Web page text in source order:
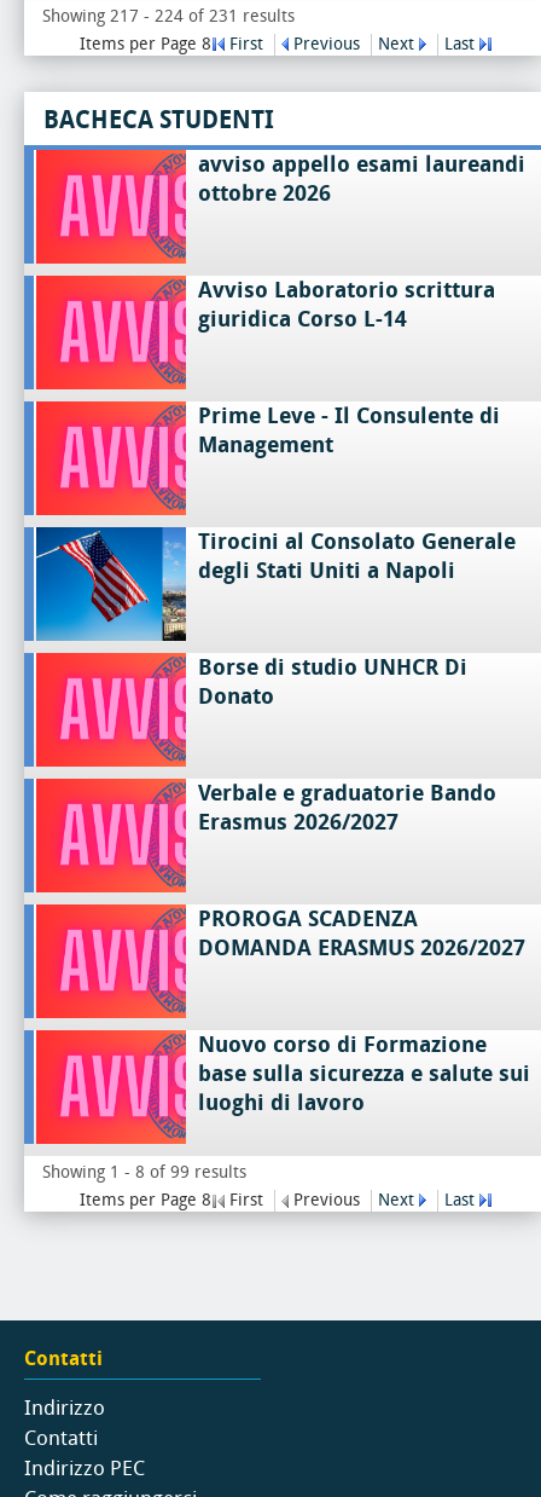
Showing 217 - 224 of 231 results
Items per Page 8
First Previous Next Last
BACHECA STUDENTI
avviso appello esami laureandi
ottobre 2026
Avviso Laboratorio scrittura
giuridica Corso L-14
Prime Leve - Il Consulente di
Management
Tirocini al Consolato Generale
degli Stati Uniti a Napoli
Borse di studio UNHCR Di
Donato
Verbale e graduatorie Bando
Erasmus 2026/2027
PROROGA SCADENZA
DOMANDA ERASMUS 2026/2027
Nuovo corso di Formazione
base sulla sicurezza e salute sui
luoghi di lavoro
Showing 1 - 8 of 99 results
Items per Page 8
First Previous Next Last
Contatti
Indirizzo
Contatti
Indirizzo PEC